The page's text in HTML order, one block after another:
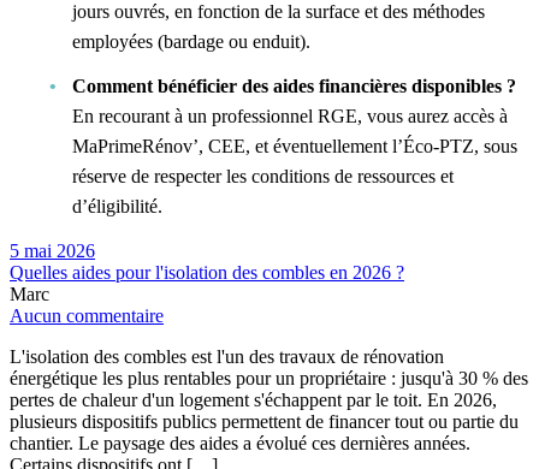
jours ouvrés, en fonction de la surface et des méthodes
employées (bardage ou enduit).
Comment bénéficier des aides financières disponibles ?
En recourant à un professionnel RGE, vous aurez accès à
MaPrimeRénov’, CEE, et éventuellement l’Éco-PTZ, sous
réserve de respecter les conditions de ressources et
d’éligibilité.
5 mai 2026
Quelles aides pour l'isolation des combles en 2026 ?
Marc
Aucun commentaire
L'isolation des combles est l'un des travaux de rénovation
énergétique les plus rentables pour un propriétaire : jusqu'à 30 % des
pertes de chaleur d'un logement s'échappent par le toit. En 2026,
plusieurs dispositifs publics permettent de financer tout ou partie du
chantier. Le paysage des aides a évolué ces dernières années.